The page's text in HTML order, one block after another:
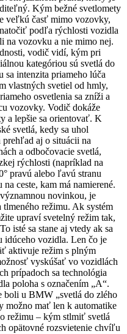
Kým bežné svetlomety
veľkú časť mimo vozovky,
podľa rýchlosti vozidla
na vozovku a nie mimo nej.
vodič vidí, kým pri
kategóriou sú svetlá do
sa intenzita priameho lúča
vlastných svetiel od hmly,
osvetlenia sa zníži a
vozovky. Vodič dokáže
a lepšie sa orientovať. K
svetlá, kedy sa uhol
aj o situácii na
a odbočovacie svetlá,
rýchlosti (napríklad na
pravú alebo ľavú stranu
ceste, kam má namierené.
novinkou, je
režimu. Ak systém
upraví svetelný režim tak,
isté sa stane aj vtedy ak sa
idúceho vozidla. Len čo je
aktivuje režim s plným
vyskúšať vo vozidlách
prípadoch sa technológia
poloha s označením „A“.
boli u BMW „svetlá do zlého
možno mať len k automatike
režimu – kým stlmiť svetlá
opätovné rozsvietenie chvíľu